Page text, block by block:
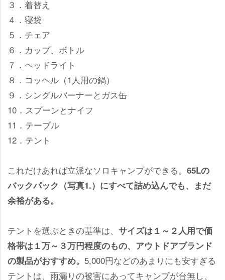
３．着替え
４．寝袋
５．チェア
６．カップ、ボトル
７．ヘッドライト
８．コッヘル（1人用の鍋）
９．シングルバーナーとガス缶
10．スプーンとナイフ
11．テーブル
12．テント
これだけあれば立派なソロキャンプができる。 65Lの
バックパック（写真1.）にすべて詰め込んでも、まだ
余裕がある。
テントを選ぶときの基準は、 サイズは１～２人用で価
格帯は１万～３万円程度のもの、アウトドアブランド
の製品がおすすめ。 5,000円などのあまりにも安すぎる
テントは、雨漏りの被害にあってキャンプが台無し、